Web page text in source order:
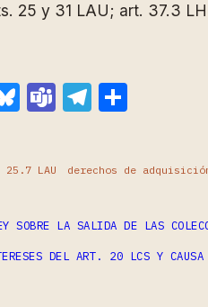
25 y 31 LAU; art. 37.3
Bluesky
TeamsTelegram
LAU derechos de
LA SALIDA DE LAS
DEL ART. 20 LCS Y CAUSA